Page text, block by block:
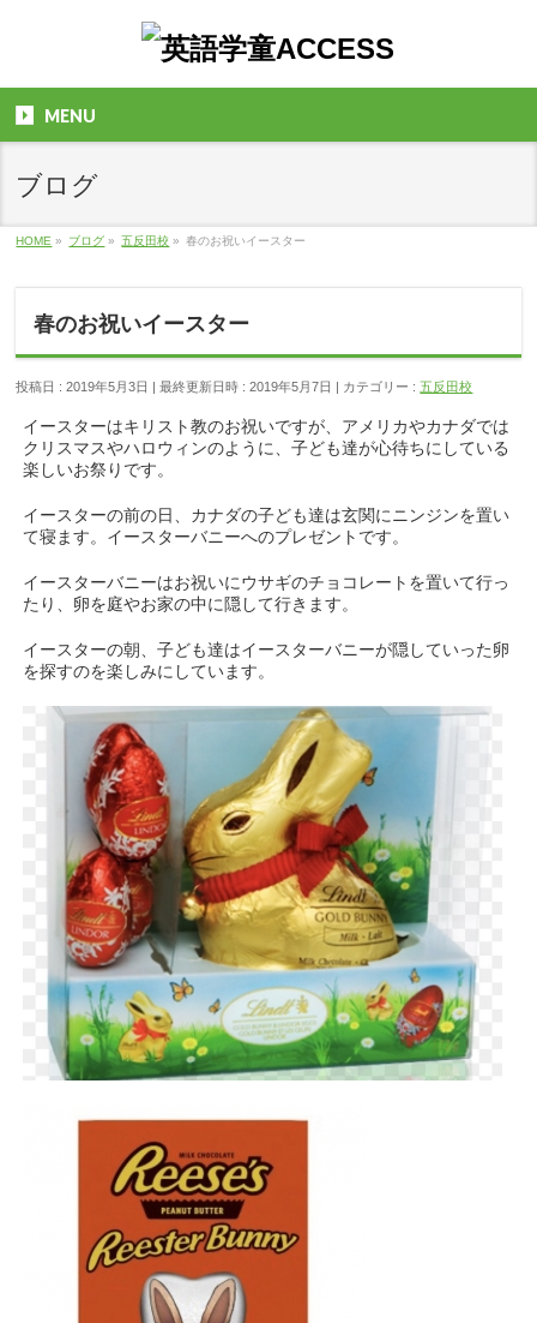
MENU
ブログ
HOME » ブログ » 五反田校 » 春のお祝いイースター
春のお祝いイースター
投稿日 : 2019年5月3日 最終更新日時 : 2019年5月7日 カテゴリー :五反田校
イースターはキリスト教のお祝いですが、アメリカやカナダでは
クリスマスやハロウィンのように、子ども達が心待ちにしている
楽しいお祭りです。
イースターの前の日、カナダの子ども達は玄関にニンジンを置い
て寝ます。イースターバニーへのプレゼントです。
イースターバニーはお祝いにウサギのチョコレートを置いて行っ
たり、卵を庭やお家の中に隠して行きます。
イースターの朝、子ども達はイースターバニーが隠していった卵
を探すのを楽しみにしています。